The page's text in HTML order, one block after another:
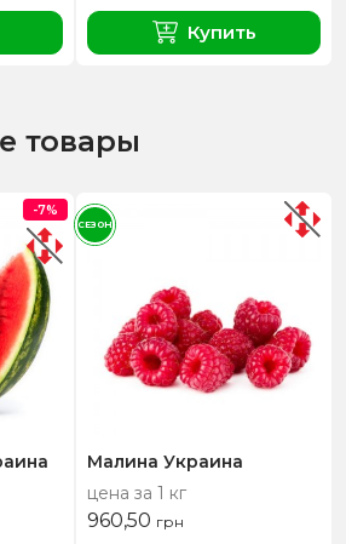
Купить
товары
-7%
Малина Украина
цена за 1 кг
960,50 грн
СЕЗОН